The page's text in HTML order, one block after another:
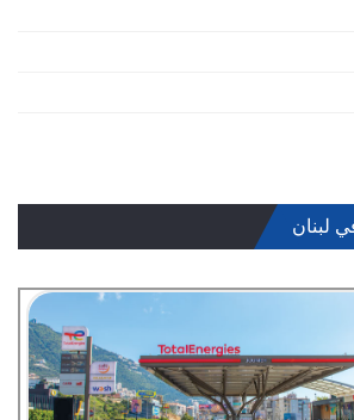
لبنان